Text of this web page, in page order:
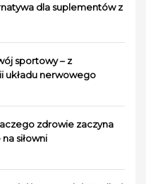
dla suplementów z
sportowy – z
układu nerwowego
zdrowie zaczyna
siłowni